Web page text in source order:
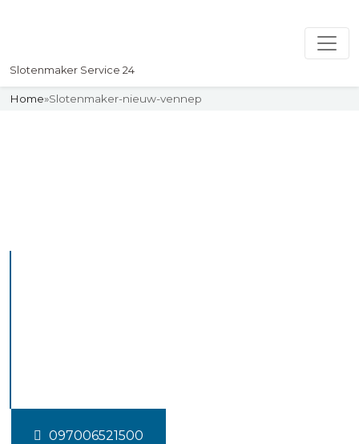
Slotenmaker Service 24
Home»Slotenmaker-nieuw-vennep
097006521500